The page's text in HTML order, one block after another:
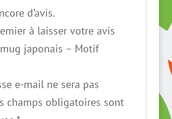
d’avis.
à laisser votre avis
mug japonais – Motif
e-mail ne sera pas
champs obligatoires sont